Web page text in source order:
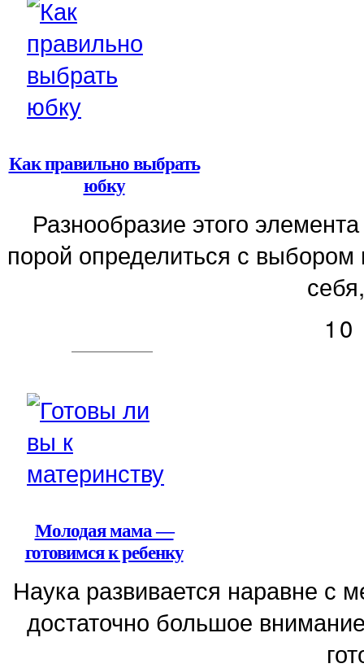
Как правильно выбрать
юбку
Разнообразие этого
порой определиться с
Молодая мама —
готовимся к ребенку
Наука развивается наравне с
достаточно большое